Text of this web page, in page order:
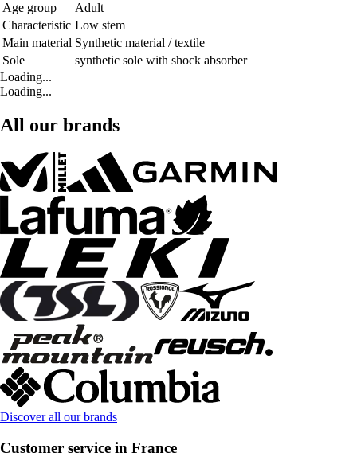
Age group
Adult
Characteristic Low stem
Main material Synthetic material / textile
Sole
synthetic sole with shock absorber
Loading...
Loading...
All our brands
Discover all our brands
Customer service in France